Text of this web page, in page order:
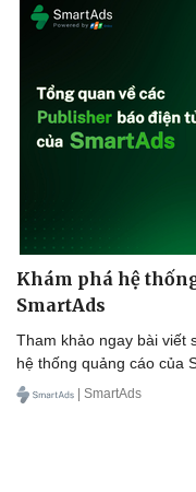
Khám phá hệ
SmartAds
Tham khảo ngay bài viết
hệ thống quảng cáo của
| SmartAds